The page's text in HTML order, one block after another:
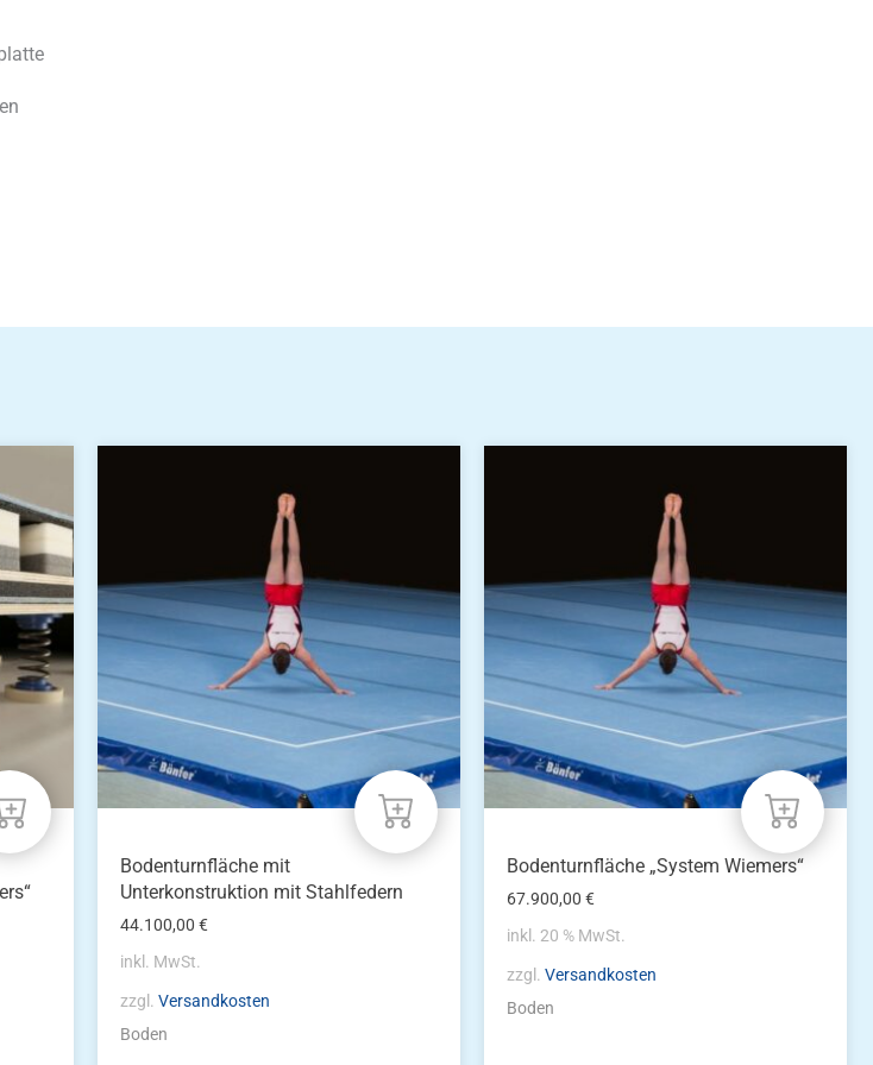
auf.
Die
Optionen
der
Produktseite
gewählt
werden
Bodenturnfläche mit
Unterkonstruktion mit Stahlfedern
44.100,00€
inkl. MwSt.
zzgl.Versandkosten
Boden
Bodenturnfläche „System Wiemers“
67.900,00€
inkl. 20 % MwSt.
zzgl.Versandkosten
Boden